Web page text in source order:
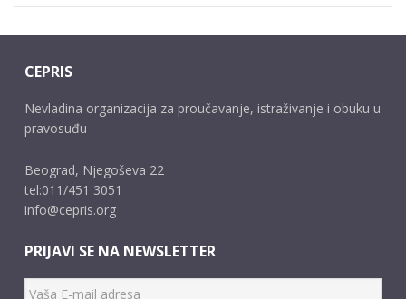
CEPRIS
Nevladina organizacija za proučavanje, istraživanje i obuku u
pravosuđu
Beograd, Njegoševa 22
tel:011/451 3051
info@cepris.org
PRIJAVI SE NA NEWSLETTER